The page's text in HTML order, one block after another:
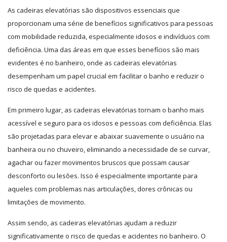
As cadeiras elevatórias são dispositivos essenciais que
proporcionam uma série de benefícios significativos para pessoas
com mobilidade reduzida, especialmente idosos e indivíduos com
deficiência. Uma das áreas em que esses benefícios são mais
evidentes é no banheiro, onde as cadeiras elevatórias
desempenham um papel crucial em facilitar o banho e reduzir o
risco de quedas e acidentes.
Em primeiro lugar, as cadeiras elevatórias tornam o banho mais
acessível e seguro para os idosos e pessoas com deficiência. Elas
são projetadas para elevar e abaixar suavemente o usuário na
banheira ou no chuveiro, eliminando a necessidade de se curvar,
agachar ou fazer movimentos bruscos que possam causar
desconforto ou lesões. Isso é especialmente importante para
aqueles com problemas nas articulações, dores crônicas ou
limitações de movimento.
Assim sendo, as cadeiras elevatórias ajudam a reduzir
significativamente o risco de quedas e acidentes no banheiro. O